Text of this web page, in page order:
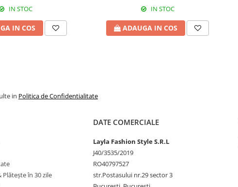
IN STOC
IN COS
IN STOC
ADAUGA IN COS
in Politica de Confidentialitate
Plătește în 30 zile
DATE COMERCIALE
Layla Fashion Style S.R.L
J40/3535/2019
RO40797527
str.Postasului nr.29 sector 3